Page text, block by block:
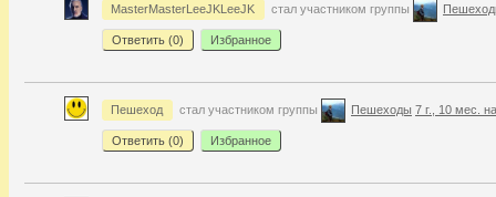
MasterMasterLeeJKLeeJK стал участником группы
Ответить (0) Избранное
Пешеход стал участником группы Пешеходы 7 г., 10 мес.
Ответить (0) Избранное